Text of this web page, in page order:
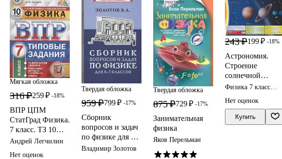
Мягкая обложка
316 ₽259 ₽ -18%
ВПР ЦПМ
СтатГрад Физика.
7 класс. ТЗ 10
вариантов
Андрей Легчилин
Нет оценок
Твердая обложка
959 ₽799 ₽ -17%
Сборник
вопросов и задач
по физике для 6-7
классов
Владимир Золотов
Твердая обложка
875 ₽729 ₽ -17%
Занимательная
физика
Яков Перельман
243 ₽199 ₽ -18%
Астрономия.
Строение
солнечной
системы.
(Формат А2)
Физика 7 класс
Нет оценок
Купить